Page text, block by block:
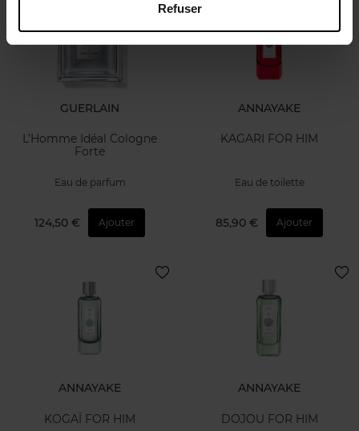
Refuser
GUERLAIN
L’Homme Idéal Cologne
Forte
Eau de parfum
124,50 € Ajouter
ANNAYAKE
KAGARI FOR HIM
Eau de toilette
85,90 € Ajouter
ANNAYAKE
KOGAÏ FOR HIM
ANNAYAKE
DOJOU FOR HIM